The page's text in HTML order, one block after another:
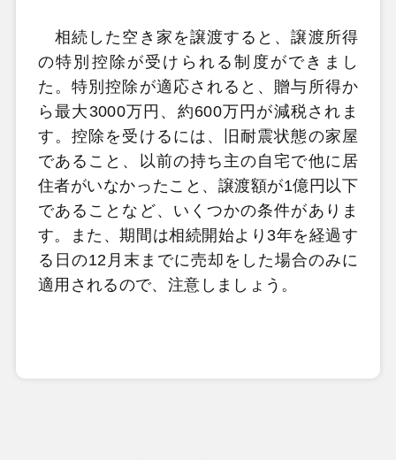
相続した空き家を譲渡すると、譲渡所得
の特別控除が受けられる制度ができまし
た。特別控除が適応されると、贈与所得か
ら最大3000万円、約600万円が減税されま
す。控除を受けるには、旧耐震状態の家屋
であること、以前の持ち主の自宅で他に居
住者がいなかったこと、譲渡額が1億円以下
であることなど、いくつかの条件がありま
す。また、期間は相続開始より3年を経過す
る日の12月末までに売却をした場合のみに
適用されるので、注意しましょう。